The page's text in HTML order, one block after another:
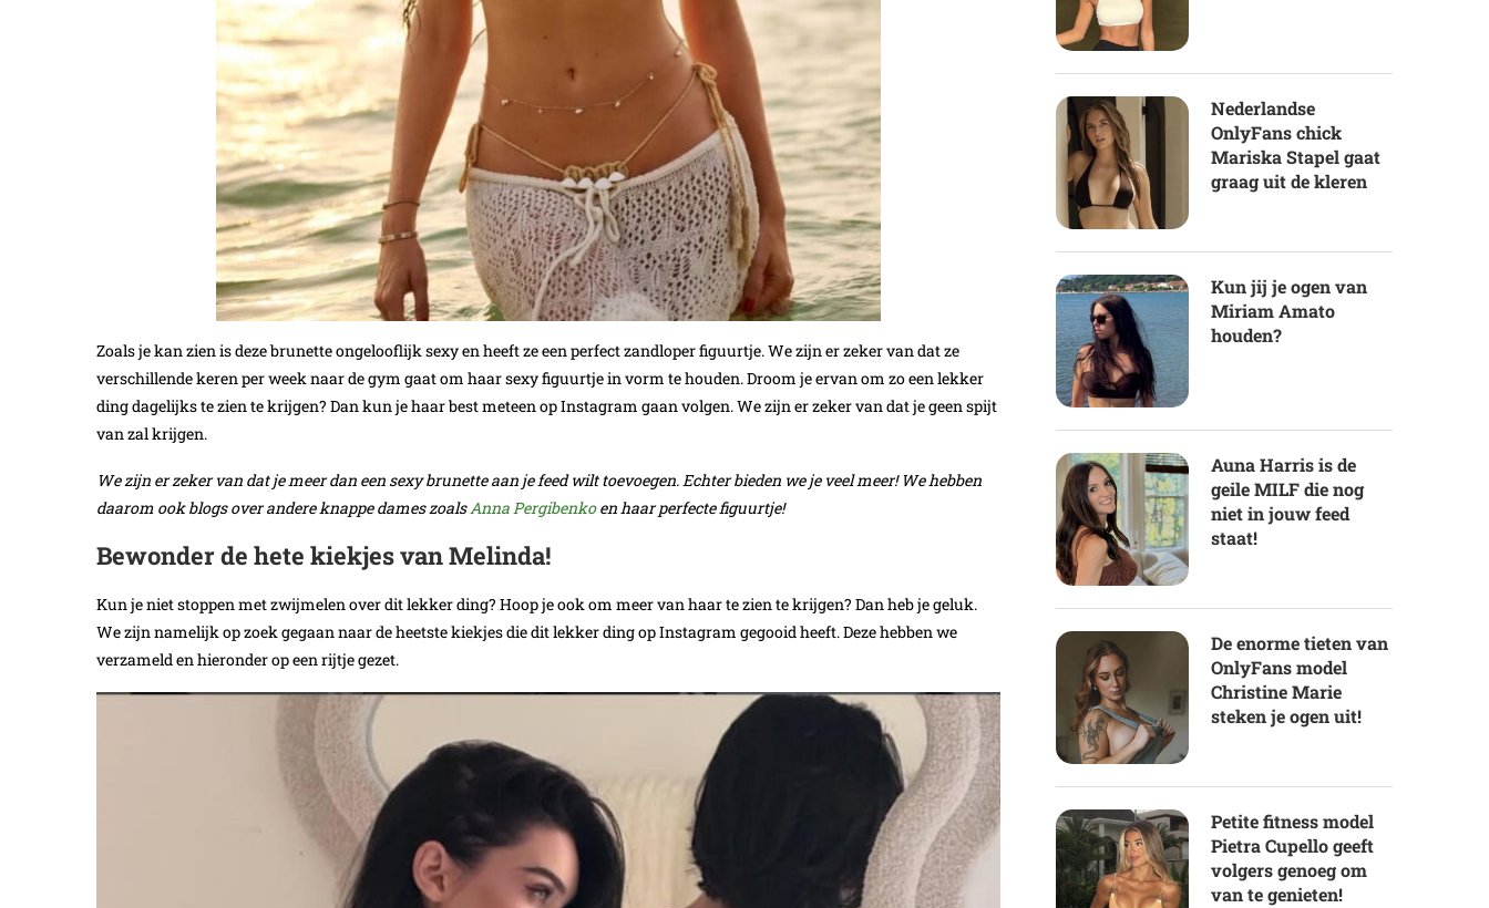
Zoals je kan zien is deze brunette ongelooflijk sexy en heeft ze een perfect zandloper figuurtje. We zijn er zeker van dat ze
verschillende keren per week naar de gym gaat om haar sexy figuurtje in vorm te houden. Droom je ervan om zo een lekker
ding dagelijks te zien te krijgen? Dan kun je haar best meteen op Instagram gaan volgen. We zijn er zeker van dat je geen spijt
van zal krijgen.
We zijn er zeker van dat je meer dan een sexy brunette aan je feed wilt toevoegen. Echter bieden we je veel meer! We hebben
daarom ook blogs over andere knappe dames zoalsAnna Pergibenkoen haar perfecte figuurtje!
Bewonder de hete kiekjes van Melinda!
Kun je niet stoppen met zwijmelen over dit lekker ding? Hoop je ook om meer van haar te zien te krijgen? Dan heb je geluk.
We zijn namelijk op zoek gegaan naar de heetste kiekjes die dit lekker ding op Instagram gegooid heeft. Deze hebben we
verzameld en hieronder op een rijtje gezet.
Nederlandse
OnlyFans chick
Mariska Stapel gaat
graag uit de kleren
Kun jij je ogen van
Miriam Amato
houden?
Auna Harris is de
geile MILF die nog
niet in jouw feed
staat!
De enorme tieten van
OnlyFans model
Christine Marie
steken je ogen uit!
Petite fitness model
Pietra Cupello geeft
volgers genoeg om
van te genieten!